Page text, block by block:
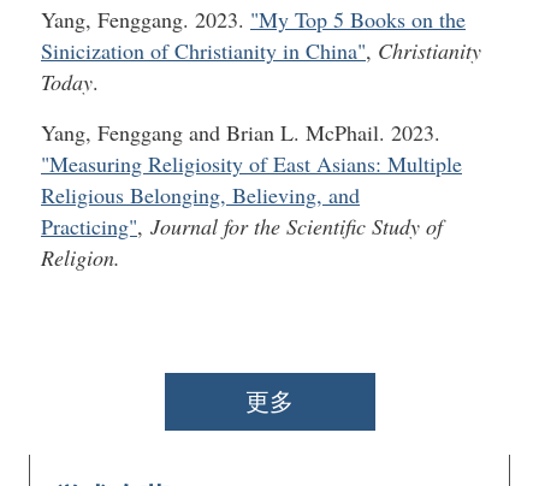
Yang, Fenggang. 2023. "My Top 5 Books on the
Sinicization of Christianity in China", Christianity
Today.
Yang, Fenggang and Brian L. McPhail. 2023.
"Measuring Religiosity of East Asians: Multiple
Religious Belonging, Believing, and
Practicing", Journal for the Scientific Study of
Religion.
更多